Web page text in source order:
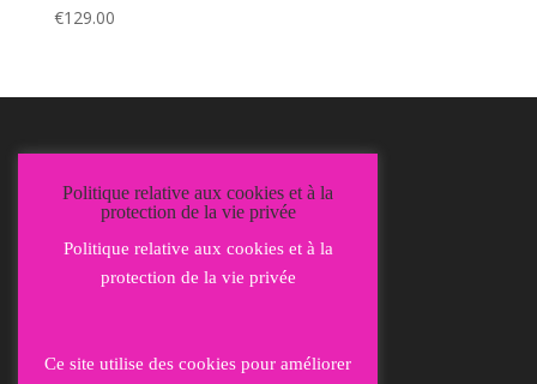
€129.00
Politique de confidentialité
Politique relative aux cookies et à la
protection de la vie privée
Politique relative aux cookies et à la
protection de la vie privée
Ce site utilise des cookies pour améliorer